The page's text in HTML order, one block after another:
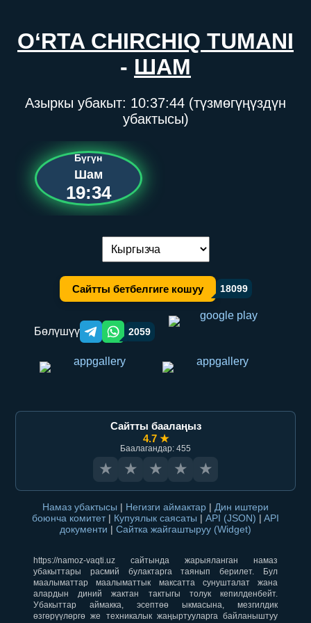
O‘RTA CHIRCHIQ TUMANI
- ШАМ
Азыркы убакыт: 10:37:44 (түзмөгүңүздүн
убактысы)
Бүгүн
Шам
19:34
Тилди алмаштыруу:
Сайтты бетбелгиге кошуу 18099
Бөлүшүү Telegram orqali ulashish
WhatsApp orqali ulashish
2059
Сайтты баалаңыз
4.7 ★
Баалагандар: 455
★ ★ ★ ★ ★
Намаз убактысы | Негизги аймактар | Дин иштери
боюнча комитет | Купуялык саясаты | API (JSON) | API
документи | Сайтка жайгаштыруу (Widget)
https://namoz-vaqti.uz сайтында жарыяланган намаз
убакыттары расмий булактарга таянып берилет. Бул
маалыматтар маалыматтык максатта сунушталат жана
алардын диний жактан тактыгы толук кепилденбейт.
Убакыттар аймакка, эсептөө ыкмасына, мезгилдик
өзгөрүүлөргө же техникалык жаңыртууларга байланыштуу